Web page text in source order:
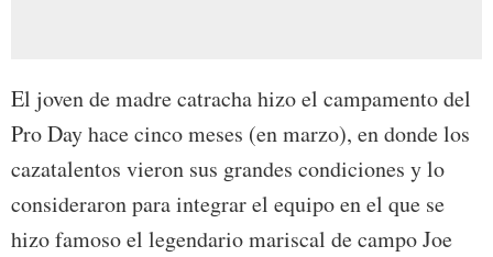
El joven de madre catracha hizo el campamento del
Pro Day hace cinco meses (en marzo), en donde los
cazatalentos vieron sus grandes condiciones y lo
consideraron para integrar el equipo en el que se
hizo famoso el legendario mariscal de campo Joe